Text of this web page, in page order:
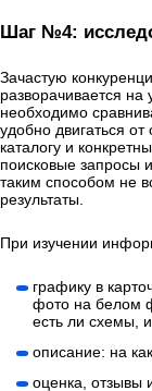
Шаг №4:
Зачастую
разворачивается
необходимо
удобно двигаться
каталогу и
поисковые запросы
таким способом не
результаты.
При изучении
графику в
фото на белом
есть ли схемы,
описание: на
оценка, отзывы